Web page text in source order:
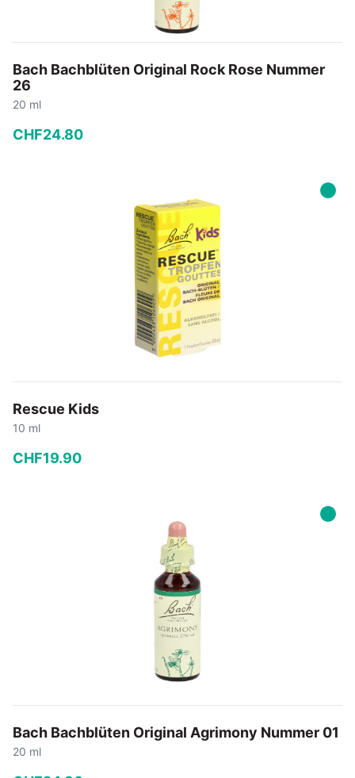
Bach Bachblüten Original Rock Rose Nummer
26
20 ml
CHF24.80
In den Warenkorb
Rescue Kids
10 ml
CHF19.90
In den Warenkorb
Bach Bachblüten Original Agrimony Nummer 01
20 ml